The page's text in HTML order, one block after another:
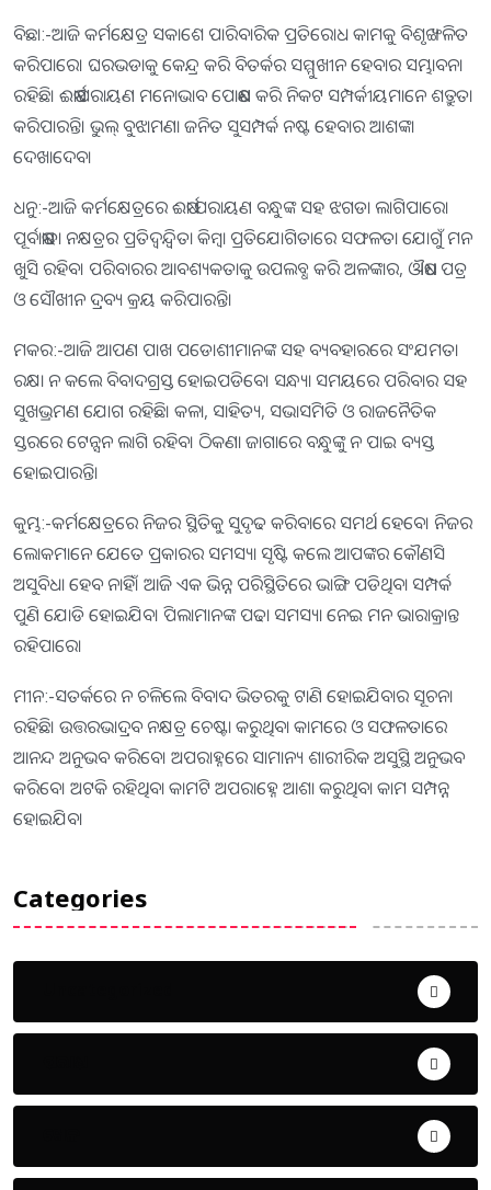
ବିଛା:-ଆଜି କର୍ମକ୍ଷେତ୍ର ସକାଶେ ପାରିବାରିକ ପ୍ରତିରୋଧ କାମକୁ ବିଶୃଙ୍ଖଳିତ
କରିପାରେ। ଘରଭଡାକୁ କେନ୍ଦ୍ର କରି ବିତର୍କର ସମ୍ମୁଖୀନ ହେବାର ସମ୍ଭାବନା
ରହିଛି। ଈର୍ଷାପରାୟଣ ମନୋଭାବ ପୋଷଣ କରି ନିକଟ ସମ୍ପର୍କୀୟମାନେ ଶତ୍ରୁତା
କରିପାରନ୍ତି। ଭୁଲ୍‌ ବୁଝାମଣା ଜନିତ ସୁସମ୍ପର୍କ ନଷ୍ଟ ହେବାର ଆଶଙ୍କା
ଦେଖାଦେବ।
ଧନୁ:-ଆଜି କର୍ମକ୍ଷେତ୍ରରେ ଈର୍ଷା ପରାୟଣ ବନ୍ଧୁଙ୍କ ସହ ଝଗଡା ଲାଗିପାରେ।
ପୂର୍ବାଷାଢା ନକ୍ଷତ୍ରର ପ୍ରତିଦ୍ୱନ୍ଦ୍ୱିତା କିମ୍ବା ପ୍ରତିଯୋଗିତାରେ ସଫଳତା ଯୋଗୁଁ ମନ
ଖୁସି ରହିବ। ପରିବାରର ଆବଶ୍ୟକତାକୁ ଉପଲବ୍ଧ କରି ଅଳଙ୍କାର, ଔଷଧ ପତ୍ର
ଓ ସୌଖୀନ ଦ୍ରବ୍ୟ କ୍ରୟ କରିପାରନ୍ତି।
ମକର:-ଆଜି ଆପଣ ପାଖ ପଡୋଶୀମାନଙ୍କ ସହ ବ୍ୟବହାରରେ ସଂଯମତା
ରକ୍ଷା ନ କଲେ ବିବାଦଗ୍ରସ୍ତ ହୋଇପଡିବେ। ସନ୍ଧ୍ୟା ସମୟରେ ପରିବାର ସହ
ସୁଖଭ୍ରମଣ ଯୋଗ ରହିଛି। କଳା, ସାହିତ୍ୟ, ସଭାସମିତି ଓ ରାଜନୈତିକ
ସ୍ତରରେ ଟେନ୍ସନ ଲାଗି ରହିବ। ଠିକଣା ଜାଗାରେ ବନ୍ଧୁଙ୍କୁ ନ ପାଇ ବ୍ୟସ୍ତ
ହୋଇପାରନ୍ତି।
କୁମ୍ଭ:-କର୍ମକ୍ଷେତ୍ରରେ ନିଜର ସ୍ଥିତିକୁ ସୁଦୃଢ କରିବାରେ ସମର୍ଥ ହେବେ। ନିଜର
ଲୋକମାନେ ଯେତେ ପ୍ରକାରର ସମସ୍ୟା ସୃଷ୍ଟି କଲେ ଆପଙ୍କର କୌଣସି
ଅସୁବିଧା ହେବ ନାହିଁ। ଆଜି ଏକ ଭିନ୍ନ ପରିସ୍ଥିତିରେ ଭାଙ୍ଗି ପଡିଥିବା ସମ୍ପର୍କ
ପୁଣି ଯୋଡି ହୋଇଯିବ। ପିଲାମାନଙ୍କ ପଢା ସମସ୍ୟା ନେଇ ମନ ଭାରାକ୍ରାନ୍ତ
ରହିପାରେ।
ମୀନ:-ସତର୍କରେ ନ ଚଳିଲେ ବିବାଦ ଭିତରକୁ ଟାଣି ହୋଇଯିବାର ସୂଚନା
ରହିଛି। ଉତ୍ତରଭାଦ୍ରବ ନକ୍ଷତ୍ର ଚେଷ୍ଟା କରୁଥିବା କାମରେ ଓ ସଫଳତାରେ
ଆନନ୍ଦ ଅନୁଭବ କରିବେ। ଅପରାହ୍ନରେ ସାମାନ୍ୟ ଶାରୀରିକ ଅସୁସ୍ଥି ଅନୁଭବ
କରିବେ। ଅଟକି ରହିଥିବା କାମଟି ଅପରାହ୍ନେ ଆଶା କରୁଥିବା କାମ ସମ୍ପନ୍ନ
ହୋଇଯିବ।
Categories